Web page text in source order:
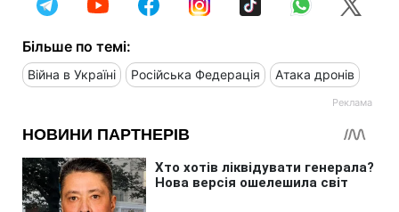
Більше по темі:
Війна в Україні Російська Федерація Атака дронів